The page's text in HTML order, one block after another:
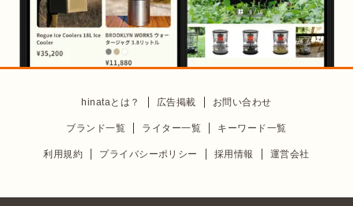
hinataとは？ 広告掲載 お問い合わせ
ブランド一覧 ライター一覧 キーワード一覧
利用規約 プライバシーポリシー 採用情報 運営会社